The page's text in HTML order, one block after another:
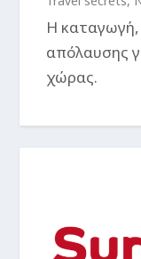
Η καταγωγή,
απόλαυσης
χώρας.